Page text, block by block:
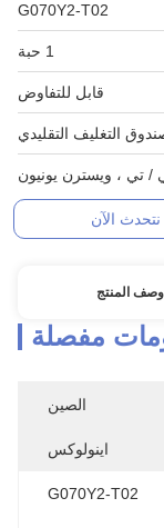
G070Y2-T02
1 حبة
قابل للتفاوض
التغليف التقليدي
/ تي ، ويسترن يونيون
نتحدث الآن
وصف المنتج
مفصلة
الصين
اينولوكس
G070Y2-T02